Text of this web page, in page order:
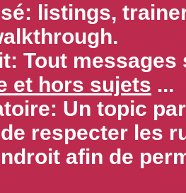
listings,
Tout
et hors sujets ...
Un topic
respecter les
afin de